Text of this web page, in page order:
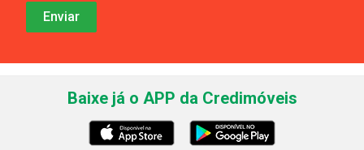
Baixe já o APP da Credimóveis